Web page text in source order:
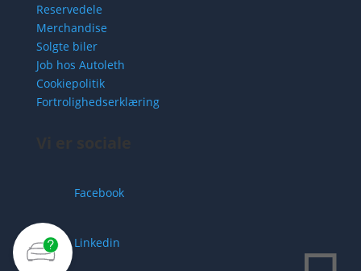
Reservedele
Merchandise
Solgte biler
Job hos Autoleth
Cookiepolitik
Fortrolighedserklæring
Facebook
Linkedin